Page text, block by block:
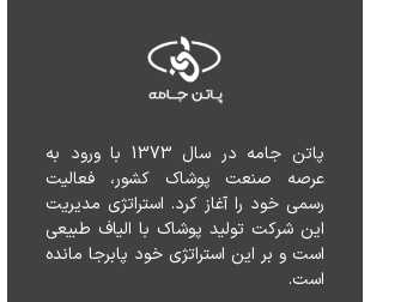
است.